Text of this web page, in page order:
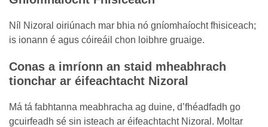
Níl Nizoral oiriúnach mar bhia nó gníomhaíocht fhisiceach;
is ionann é agus cóireáil chon loibhre gruaige.
Conas a imríonn an staid mheabhrach
tionchar ar éifeachtacht Nizoral
Má tá fabhtanna meabhracha ag duine, d’fhéadfadh go
gcuirfeadh sé sin isteach ar éifeachtacht Nizoral. Moltar